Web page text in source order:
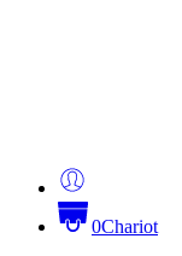
0Chariot